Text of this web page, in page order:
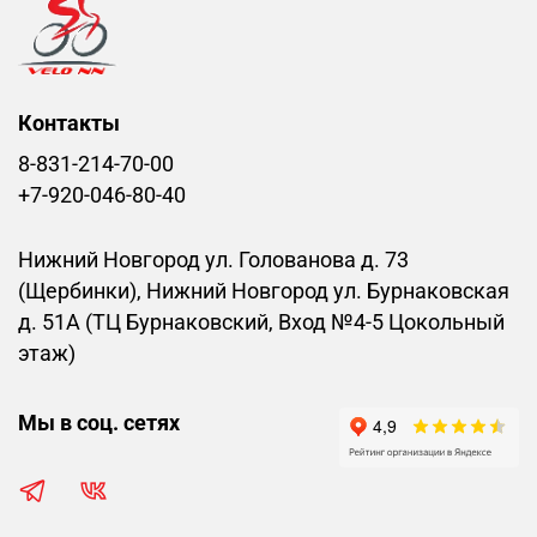
Контакты
8-831-214-70-00
+7-920-046-80-40
Нижний Новгород ул. Голованова д. 73
(Щербинки), Нижний Новгород ул. Бурнаковская
д. 51А (ТЦ Бурнаковский, Вход №4-5 Цокольный
этаж)
Мы в соц. сетях